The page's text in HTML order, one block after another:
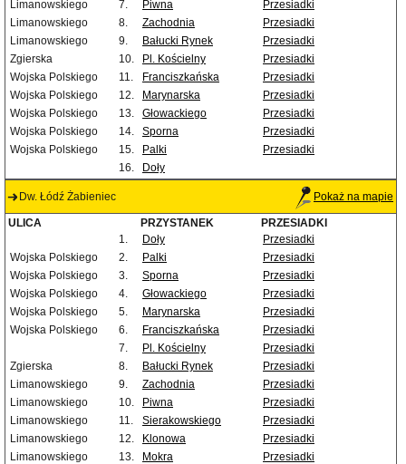
Limanowskiego
7. Piwna
Przesiadki
Limanowskiego
8. Zachodnia
Przesiadki
Limanowskiego
9. Bałucki Rynek
Przesiadki
Zgierska
10. Pl. Kościelny
Przesiadki
Wojska Polskiego
11. Franciszkańska
Przesiadki
Wojska Polskiego
12. Marynarska
Przesiadki
Wojska Polskiego
13. Głowackiego
Przesiadki
Wojska Polskiego
14. Sporna
Przesiadki
Wojska Polskiego
15. Palki
Przesiadki
16.
Doły
Dw. Łódź Żabieniec Pokaż na mapie
ULICA PRZYSTANEK
PRZESIADKI
1.
Doły
Przesiadki
Wojska Polskiego
2. Palki
Przesiadki
Wojska Polskiego
3. Sporna
Przesiadki
Wojska Polskiego
4. Głowackiego
Przesiadki
Wojska Polskiego
5. Marynarska
Przesiadki
Wojska Polskiego
6. Franciszkańska
Przesiadki
7.
Pl. Kościelny
Przesiadki
Zgierska
8. Bałucki Rynek
Przesiadki
Limanowskiego
9. Zachodnia
Przesiadki
Limanowskiego
10. Piwna
Przesiadki
Limanowskiego
11. Sierakowskiego
Przesiadki
Limanowskiego
12. Klonowa
Przesiadki
Limanowskiego
13. Mokra Przesiadki